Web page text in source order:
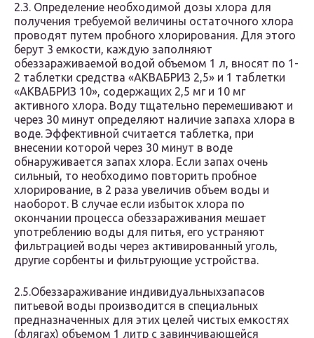
2.3. Определение необходимой дозы хлора для
получения требуемой величины остаточного хлора
проводят путем пробного хлорирования. Для этого
берут 3 емкости, каждую заполняют
обеззараживаемой водой объемом 1 л, вносят по 1-
2 таблетки средства «АКВАБРИЗ 2,5» и 1 таблетки
«АКВАБРИЗ 10», содержащих 2,5 мг и 10 мг
активного хлора. Воду тщательно перемешивают и
через 30 минут определяют наличие запаха хлора в
воде. Эффективной считается таблетка, при
внесении которой через 30 минут в воде
обнаруживается запах хлора. Если запах очень
сильный, то необходимо повторить пробное
хлорирование, в 2 раза увеличив объем воды и
наоборот. В случае если избыток хлора по
окончании процесса обеззараживания мешает
употреблению воды для питья, его устраняют
фильтрацией воды через активированный уголь,
другие сорбенты и фильтрующие устройства.
2.5.Обеззараживание индивидуальныхзапасов
питьевой воды производится в специальных
предназначенных для этих целей чистых емкостях
(флягах) объемом 1 литр с завинчивающейся